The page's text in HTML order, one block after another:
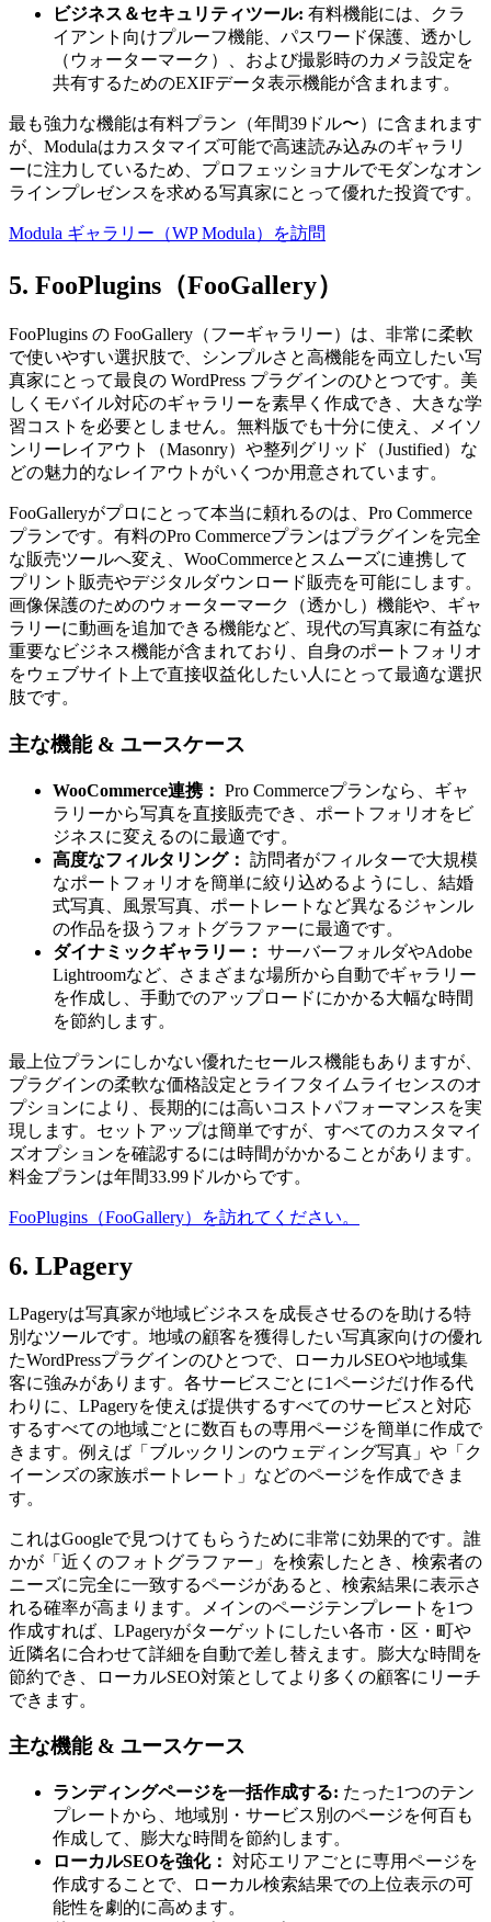
ビジネス＆セキュリティツール: 有料機能には、クラ
イアント向けプルーフ機能、パスワード保護、透かし
（ウォーターマーク）、および撮影時のカメラ設定を
共有するためのEXIFデータ表示機能が含まれます。
最も強力な機能は有料プラン（年間39ドル〜）に含まれます
が、Modulaはカスタマイズ可能で高速読み込みのギャラリ
ーに注力しているため、プロフェッショナルでモダンなオン
ラインプレゼンスを求める写真家にとって優れた投資です。
Modula ギャラリー（WP Modula）を訪問
5. FooPlugins（FooGallery）
FooPlugins の FooGallery（フーギャラリー）は、非常に柔軟
で使いやすい選択肢で、シンプルさと高機能を両立したい写
真家にとって最良の WordPress プラグインのひとつです。美
しくモバイル対応のギャラリーを素早く作成でき、大きな学
習コストを必要としません。無料版でも十分に使え、メイソ
ンリーレイアウト（Masonry）や整列グリッド（Justified）な
どの魅力的なレイアウトがいくつか用意されています。
FooGalleryがプロにとって本当に頼れるのは、Pro Commerce
プランです。有料のPro Commerceプランはプラグインを完全
な販売ツールへ変え、WooCommerceとスムーズに連携して
プリント販売やデジタルダウンロード販売を可能にします。
画像保護のためのウォーターマーク（透かし）機能や、ギャ
ラリーに動画を追加できる機能など、現代の写真家に有益な
重要なビジネス機能が含まれており、自身のポートフォリオ
をウェブサイト上で直接収益化したい人にとって最適な選択
肢です。
主な機能 & ユースケース
WooCommerce連携： Pro Commerceプランなら、ギャ
ラリーから写真を直接販売でき、ポートフォリオをビ
ジネスに変えるのに最適です。
高度なフィルタリング： 訪問者がフィルターで大規模
なポートフォリオを簡単に絞り込めるようにし、結婚
式写真、風景写真、ポートレートなど異なるジャンル
の作品を扱うフォトグラファーに最適です。
ダイナミックギャラリー： サーバーフォルダやAdobe
Lightroomなど、さまざまな場所から自動でギャラリー
を作成し、手動でのアップロードにかかる大幅な時間
を節約します。
最上位プランにしかない優れたセールス機能もありますが、
プラグインの柔軟な価格設定とライフタイムライセンスのオ
プションにより、長期的には高いコストパフォーマンスを実
現します。セットアップは簡単ですが、すべてのカスタマイ
ズオプションを確認するには時間がかかることがあります。
料金プランは年間33.99ドルからです。
FooPlugins（FooGallery）を訪れてください。
6. LPagery
LPageryは写真家が地域ビジネスを成長させるのを助ける特
別なツールです。地域の顧客を獲得したい写真家向けの優れ
たWordPressプラグインのひとつで、ローカルSEOや地域集
客に強みがあります。各サービスごとに1ページだけ作る代
わりに、LPageryを使えば提供するすべてのサービスと対応
するすべての地域ごとに数百もの専用ページを簡単に作成で
きます。例えば「ブルックリンのウェディング写真」や「ク
イーンズの家族ポートレート」などのページを作成できま
す。
これはGoogleで見つけてもらうために非常に効果的です。誰
かが「近くのフォトグラファー」を検索したとき、検索者の
ニーズに完全に一致するページがあると、検索結果に表示さ
れる確率が高まります。メインのページテンプレートを1つ
作成すれば、LPageryがターゲットにしたい各市・区・町や
近隣名に合わせて詳細を自動で差し替えます。膨大な時間を
節約でき、ローカルSEO対策としてより多くの顧客にリーチ
できます。
主な機能 & ユースケース
ランディングページを一括作成する: たった1つのテン
プレートから、地域別・サービス別のページを何百も
作成して、膨大な時間を節約します。
ローカルSEOを強化： 対応エリアごとに専用ページを
作成することで、ローカル検索結果での上位表示の可
能性を劇的に高めます。